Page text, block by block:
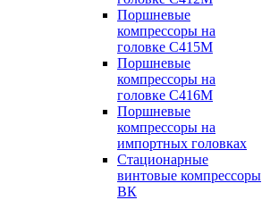
Поршневые
компрессоры на
головке С415М
Поршневые
компрессоры на
головке С416М
Поршневые
компрессоры на
импортных головках
Стационарные
винтовые компрессоры
ВК